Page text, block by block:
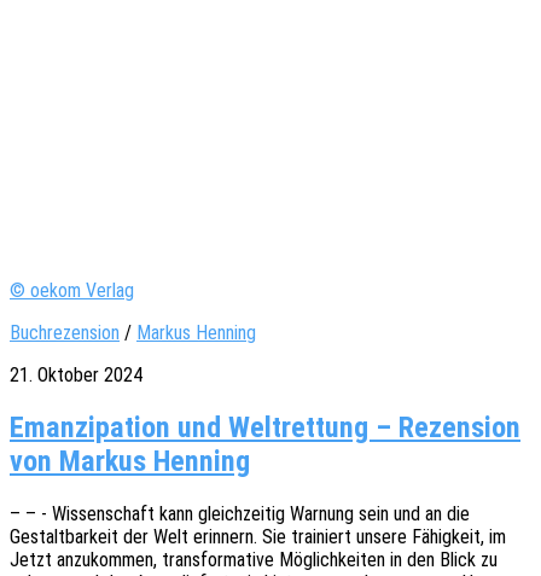
© oekom Verlag
Buchrezension / Markus Henning
21. Oktober 2024
Emanzipation und Weltrettung – Rezension
von Markus Henning
– – - Wissen­schaft kann gleich­zei­tig Warnung sein und an die
Gestalt­bar­keit der Welt erin­nern. Sie trai­niert unsere Fähig­keit, im
Jetzt anzu­kom­men, trans­for­ma­ti­ve Möglich­kei­ten in den Blick zu